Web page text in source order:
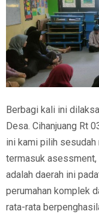
Berbagi kali ini
Desa. Cihanjuang Rt
ini kami pilih
termasuk asessment,
adalah daerah ini
perumahan komplek
rata-rata